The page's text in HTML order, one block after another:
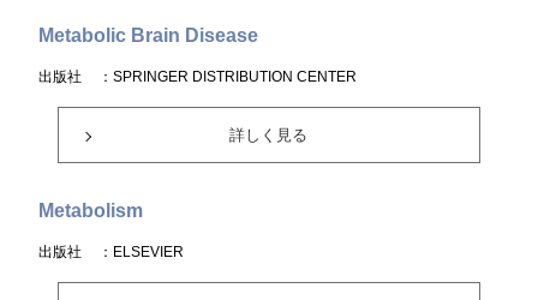
Metabolic Brain Disease
出版社 ：SPRINGER DISTRIBUTION CENTER
詳しく見る
Metabolism
出版社 ：ELSEVIER